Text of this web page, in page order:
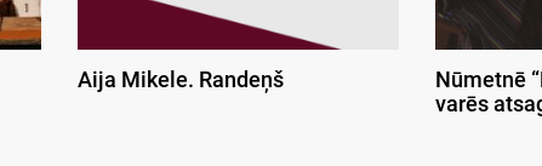
Aija Mikele. Randeņš
Nūmetnē
varēs